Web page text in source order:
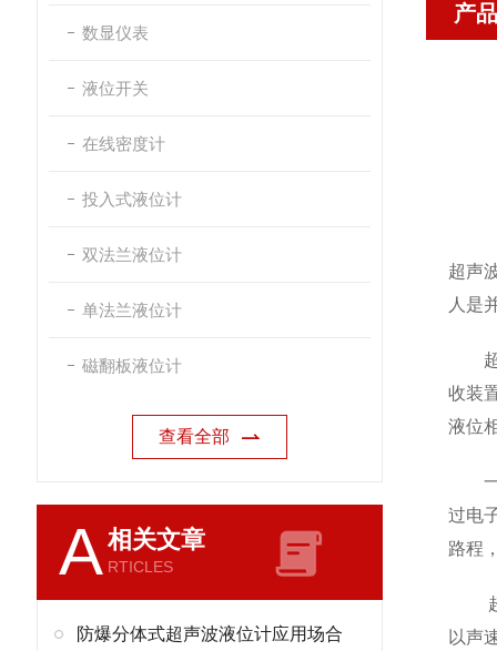
数显仪表
液位开关
在线密度计
投入式液位计
双法兰液位计
单法兰液位计
磁翻板液位计
查看全部
A相关文章
RTICLES
防爆分体式超声波液位计应用场合
产
超声
人是
超
收装
液位
一
过电
路程
以声